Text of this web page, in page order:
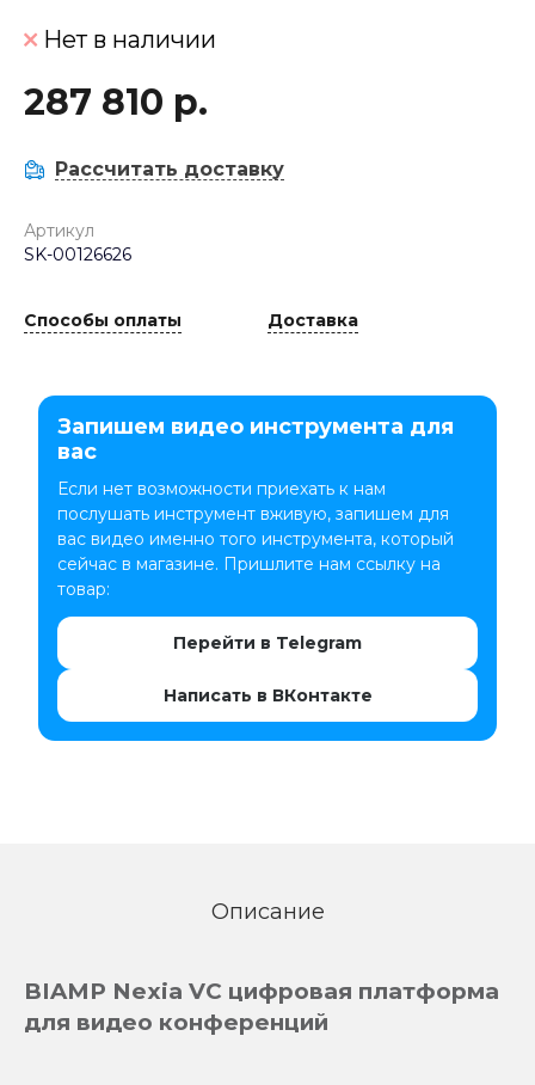
Нет в наличии
287 810 р.
Рассчитать доставку
Артикул
SK-00126626
Способы оплаты Доставка
Запишем видео инструмента для
вас
Если нет возможности приехать к нам
послушать инструмент вживую, запишем для
вас видео именно того инструмента, который
сейчас в магазине. Пришлите нам ссылку на
товар:
Перейти в Telegram
Написать в ВКонтакте
Описание
BIAMP Nexia VC цифровая платформа
для видео конференций